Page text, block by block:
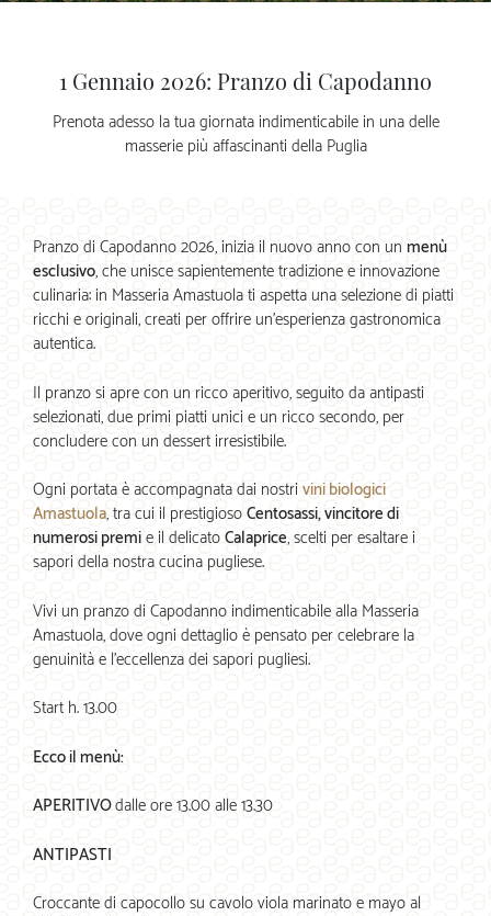
1 Gennaio 2026: Pranzo di Capodanno
Prenota adesso la tua giornata indimenticabile in una delle
masserie più affascinanti della Puglia
Pranzo di Capodanno 2026, inizia il nuovo anno con un menù
esclusivo, che unisce sapientemente tradizione e innovazione
culinaria: in Masseria Amastuola ti aspetta una selezione di piatti
ricchi e originali, creati per offrire un’esperienza gastronomica
autentica.
Il pranzo si apre con un ricco aperitivo, seguito da antipasti
selezionati, due primi piatti unici e un ricco secondo, per
concludere con un dessert irresistibile.
Ogni portata è accompagnata dai nostrivini biologici
Amastuola, tra cui il prestigiosoCentosassi, vincitore di
numerosi premie il delicatoCalaprice, scelti per esaltare i
sapori della nostra cucina pugliese.
Vivi un pranzo di Capodanno indimenticabile alla Masseria
Amastuola, dove ogni dettaglio è pensato per celebrare la
genuinità e l’eccellenza dei sapori pugliesi.
Start h. 13.00
Ecco il menù:
APERITIVOdalle ore 13.00 alle 13.30
ANTIPASTI
Croccante di capocollo su cavolo viola marinato e mayo al